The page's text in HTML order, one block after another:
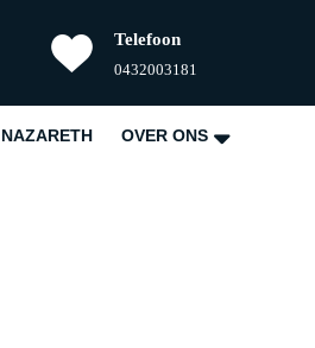
Telefoon
0432003181
OVER ONS